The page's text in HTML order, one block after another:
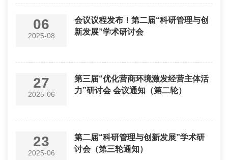
06
2025-08
会议议程发布！第二届“科研管理与创
新发展”学术研讨会
27
2025-06
第三届“优化营商环境激发经营主体活
力”研讨会 会议通知（第二轮）
23
2025-06
第二届“科研管理与创新发展”学术研
讨会（第三轮通知）